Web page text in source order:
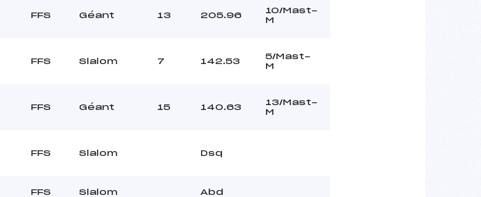
FFS Géant 13 205.96
10/Mast-
M
FFS Slalom 7 142.53
5/Mast-
M
FFS Géant 15 140.63
13/Mast-
M
FFS Slalom Dsq
FFS Slalom Abd